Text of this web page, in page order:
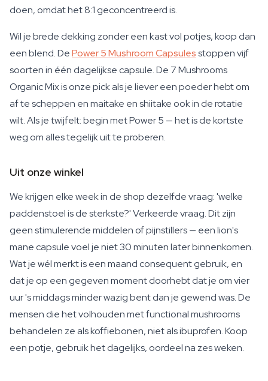
doen, omdat het 8:1 geconcentreerd is.
Wil je brede dekking zonder een kast vol potjes, koop dan
een blend. DePower 5 Mushroom Capsulesstoppen vijf
soorten in één dagelijkse capsule. De 7 Mushrooms
Organic Mix is onze pick als je liever een poeder hebt om
af te scheppen en maitake en shiitake ook in de rotatie
wilt. Als je twijfelt: begin met Power 5 — het is de kortste
weg om alles tegelijk uit te proberen.
Uit onze winkel
We krijgen elke week in de shop dezelfde vraag: 'welke
paddenstoel is de sterkste?' Verkeerde vraag. Dit zijn
geen stimulerende middelen of pijnstillers — een lion's
mane capsule voel je niet 30 minuten later binnenkomen.
Wat je wél merkt is een maand consequent gebruik, en
dat je op een gegeven moment doorhebt dat je om vier
uur 's middags minder wazig bent dan je gewend was. De
mensen die het volhouden met functional mushrooms
behandelen ze als koffiebonen, niet als ibuprofen. Koop
een potje, gebruik het dagelijks, oordeel na zes weken.